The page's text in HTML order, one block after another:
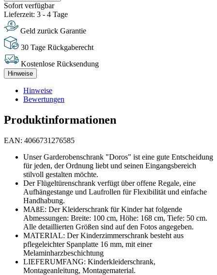
Sofort verfügbar
Lieferzeit: 3 - 4 Tage
Geld zurück Garantie
30 Tage Rückgaberecht
Kostenlose Rücksendung
Hinweise
Hinweise
Bewertungen
Produktinformationen
EAN: 4066731276585
Unser Garderobenschrank "Doros" ist eine gute Entscheidung
für jeden, der Ordnung liebt und seinen Eingangsbereich
stilvoll gestalten möchte.
Der Flügeltürenschrank verfügt über offene Regale, eine
Aufhängestange und Laufrollen für Flexibilität und einfache
Handhabung.
MAßE: Der Kleiderschrank für Kinder hat folgende
Abmessungen: Breite: 100 cm, Höhe: 168 cm, Tiefe: 50 cm.
Alle detaillierten Größen sind auf den Fotos angegeben.
MATERIAL: Der Kinderzimmerschrank besteht aus
pflegeleichter Spanplatte 16 mm, mit einer
Melaminharzbeschichtung
LIEFERUMFANG: Kinderkleiderschrank,
Montageanleitung, Montagematerial.